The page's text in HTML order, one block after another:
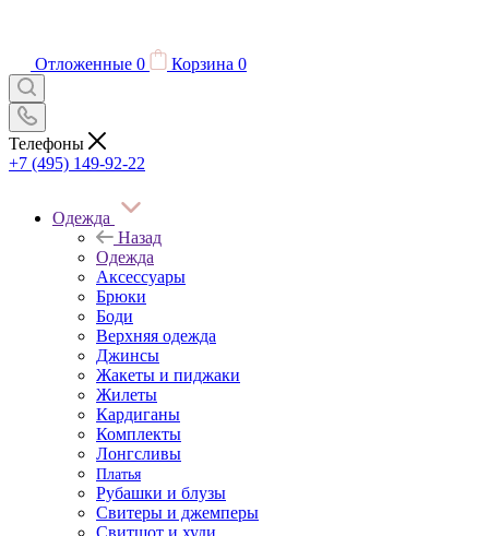
Отложенные 0 Корзина 0
Телефоны
+7 (495) 149-92-22
Одежда
Назад
Одежда
Аксессуары
Брюки
Боди
Верхняя одежда
Джинсы
Жакеты и пиджаки
Жилеты
Кардиганы
Комплекты
Лонгсливы
Платья
Рубашки и блузы
Свитеры и джемперы
Свитшот и худи